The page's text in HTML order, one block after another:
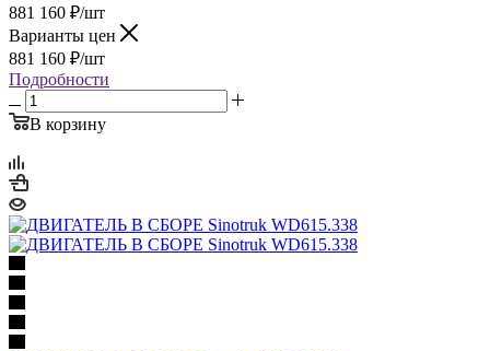
881 160 ₽/шт
Варианты цен
881 160 ₽/шт
Подробности
В корзину